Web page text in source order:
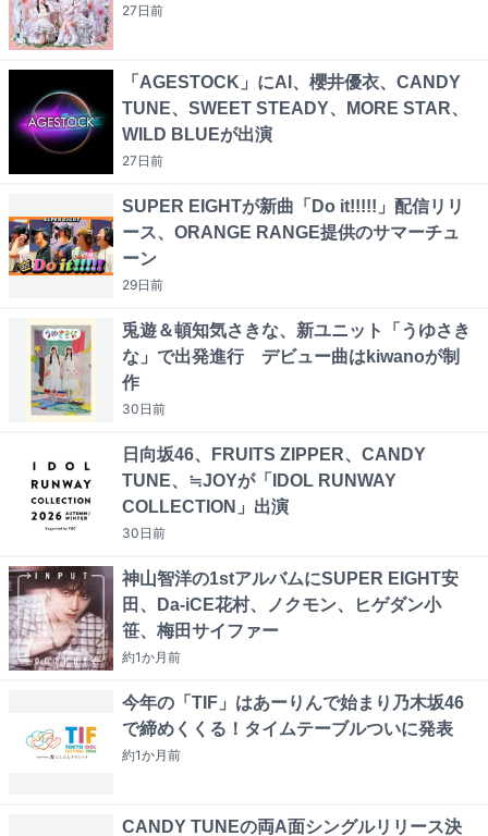
27日前
「AGESTOCK」にAI、櫻井優衣、CANDY
TUNE、SWEET STEADY、MORE STAR、
WILD BLUEが出演
27日前
SUPER EIGHTが新曲「Do it!!!!!」配信リリ
ース、ORANGE RANGE提供のサマーチュ
ーン
29日前
兎遊＆頓知気さきな、新ユニット「うゆさき
な」で出発進行 デビュー曲はkiwanoが制
作
30日前
日向坂46、FRUITS ZIPPER、CANDY
TUNE、≒JOYが「IDOL RUNWAY
COLLECTION」出演
30日前
神山智洋の1stアルバムにSUPER EIGHT安
田、Da-iCE花村、ノクモン、ヒゲダン小
笹、梅田サイファー
約1か月前
今年の「TIF」はあーりんで始まり乃木坂46
で締めくくる！タイムテーブルついに発表
約1か月前
CANDY TUNEの両A面シングルリリース決